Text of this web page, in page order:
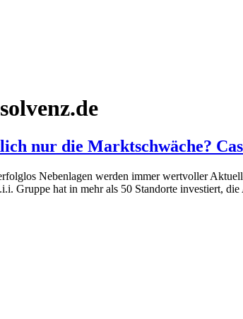
nur die Marktschwäche?
Nebenlagen werden immer wertvoller
Gruppe hat in mehr als 50 Standorte investiert,